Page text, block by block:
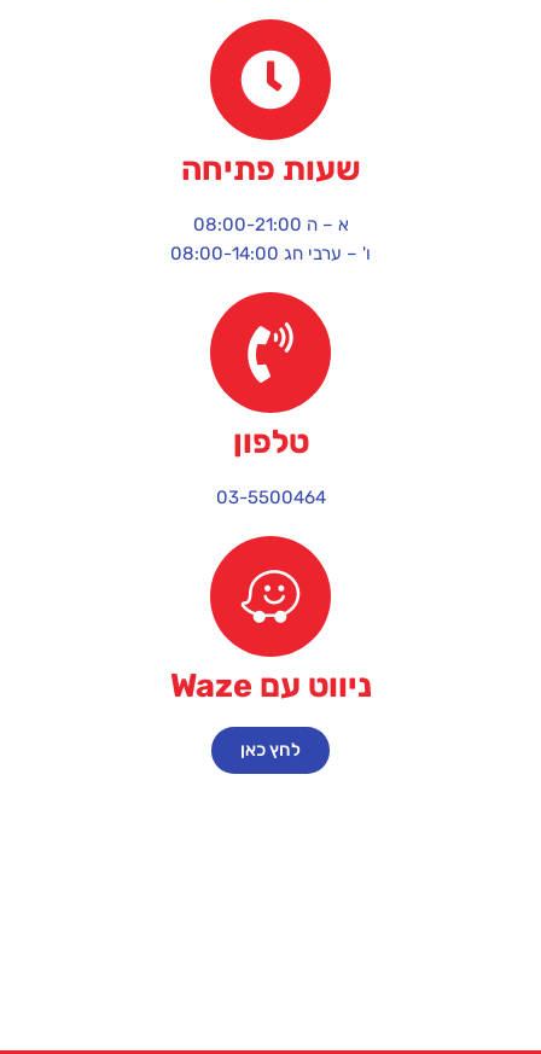
שעות פתיחה
א – ה 08:00-21:00
ו' – ערבי חג 08:00-14:00
טלפון
03-5500464
ניווט עם Waze
לחץ כאן